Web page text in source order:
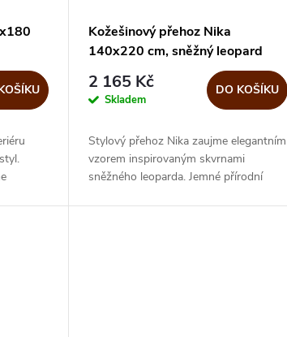
Kožešinový přehoz Nika
140x220 cm, sněžný leopard
2 165 Kč
Skladem
DO KOŠÍKU
Stylový přehoz Nika zaujme elegantním
vzorem inspirovaným skvrnami
sněžného leoparda. Jemné přírodní